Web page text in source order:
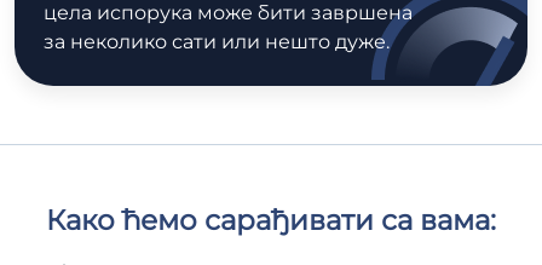
цела испорука може бити завршена
за неколико сати или нешто дуже.
Како ћемо сарађивати са вама: